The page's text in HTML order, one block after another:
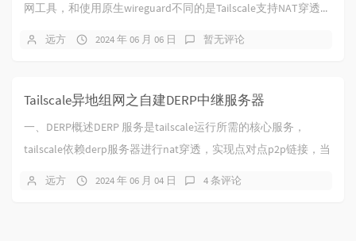
网工具，和使用原生wireguard不同的是Tailscale支持NAT穿透...
远方 2024 年 06 月 06 日 暂无评论
Tailscale异地组网之自建DERP中继服务器
一、DERP概述DERP 服务是tailscale运行所需的核心服务，
tailscale依赖derp服务器进行nat穿透，实现点对点p2p链接，当
远方 2024 年 06 月 04 日 4 条评论